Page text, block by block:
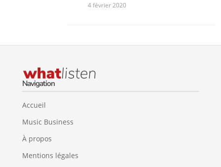
4 février 2020
Navigation
Accueil
Music Business
À propos
Mentions légales